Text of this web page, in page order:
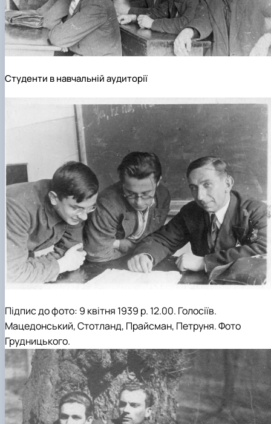
Студенти в навчальній аудиторії
Підпис до фото: 9 квітня 1939 р. 12.00. Голосіїв.
Мацедонський, Стотланд, Прайсман, Петруня.Фото
Грудницького.